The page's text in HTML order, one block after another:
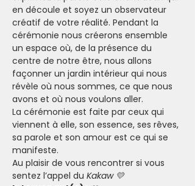
en découle et soyez un observateur
créatif de votre réalité. Pendant la
cérémonie nous créerons ensemble
un espace où, de la présence du
centre de notre être, nous allons
façonner un jardin intérieur qui nous
révèle où nous sommes, ce que nous
avons et où nous voulons aller.
La cérémonie est faite par ceux qui
viennent à elle, son essence, ses rêves,
sa parole et son amour est ce qui se
manifeste.
Au plaisir de vous rencontrer si vous
sentez l’appel du Kakaw 💛